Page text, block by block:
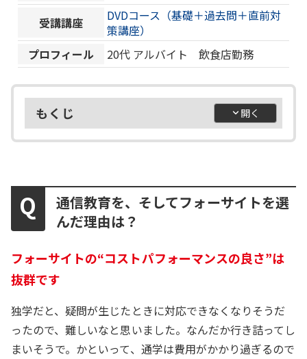
受講講座
DVDコース（基礎＋過去問＋直前対
策講座）
プロフィール
20代 アルバイト 飲食店勤務
もくじ
通信教育を、そしてフォーサイトを選
んだ理由は？
フォーサイトの“コストパフォーマンスの良さ”は
抜群です
独学だと、疑問が生じたときに対応できなくなりそうだ
ったので、難しいなと思いました。なんだか行き詰ってし
まいそうで。かといって、通学は費用がかかり過ぎるので